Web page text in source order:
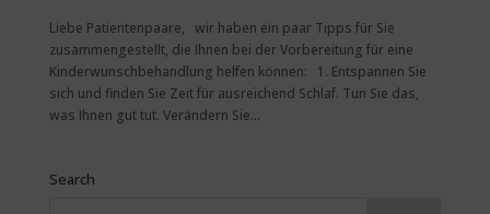
Liebe Patientenpaare, wir haben ein paar Tipps für Sie
zusammengestellt, die Ihnen bei der Vorbereitung für eine
Kinderwunschbehandlung helfen können: 1. Entspannen Sie
sich und finden Sie Zeit für ausreichend Schlaf. Tun Sie das,
was Ihnen gut tut. Verändern Sie...
Search